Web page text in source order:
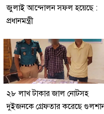
জুলাই আন্দোলন সফল হয়েছে :
প্রধানমন্ত্রী
২৮ লাখ টাকার জাল নোটসহ
দুইজনকে গ্রেফতার করেছে